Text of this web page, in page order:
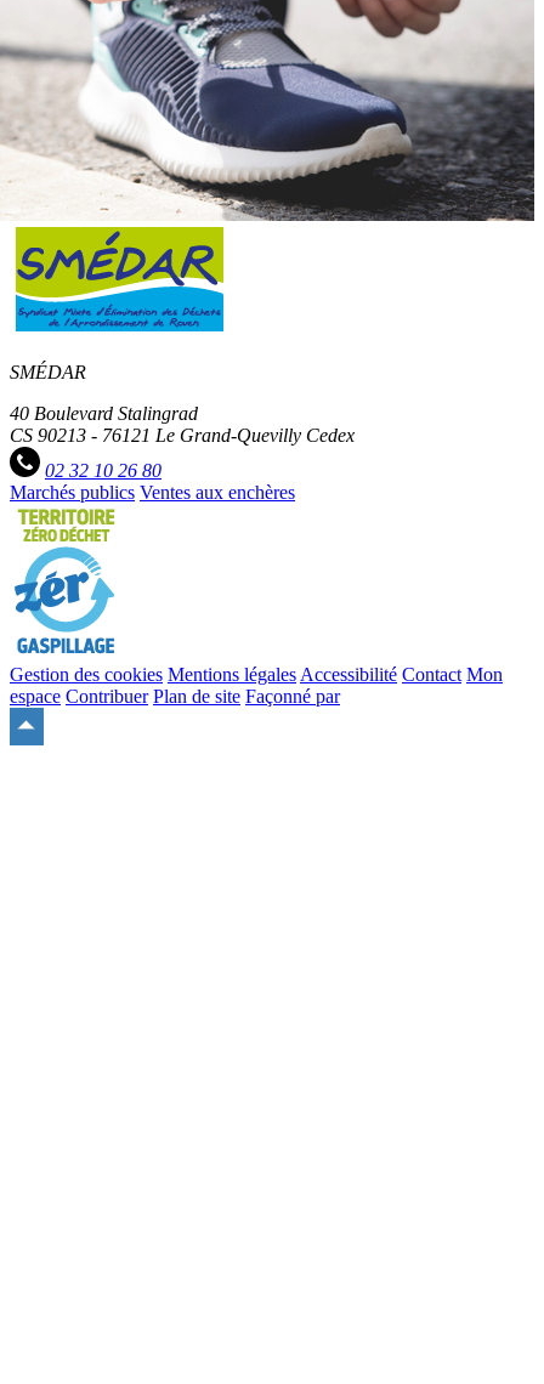
SMÉDAR
40 Boulevard Stalingrad
CS 90213 - 76121 Le Grand-Quevilly Cedex
02 32 10 26 80
Marchés publics Ventes aux enchères
Gestion des cookies Mentions légales Accessibilité Contact Mon
espace Contribuer Plan de site Façonné par